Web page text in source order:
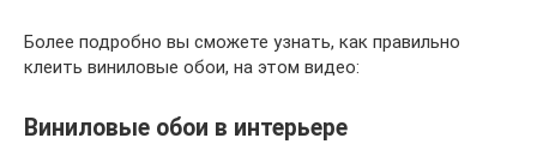
Более подробно вы сможете узнать, как правильно
клеить виниловые обои, на этом видео:
Виниловые обои в интерьере